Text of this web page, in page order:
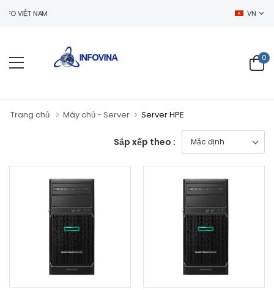
VIỆT NAM VN
0
Trang chủ Máy chủ - Server Server HPE
Sắp xếp theo :